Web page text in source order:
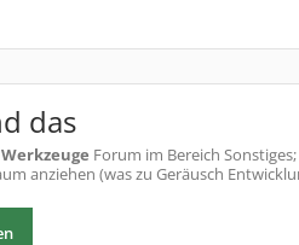
das
Werkzeuge Forum im Bereich
anziehen (was zu Geräusch